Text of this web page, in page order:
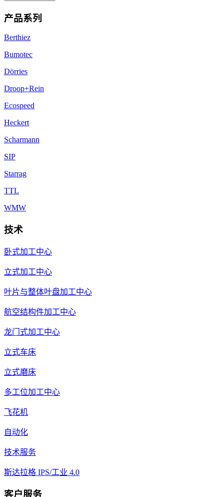
产品系列
Berthiez
Bumotec
Dörries
Droop+Rein
Ecospeed
Heckert
Scharmann
SIP
Starrag
TTL
WMW
技术
卧式加工中心
立式加工中心
叶片与整体叶盘加工中心
航空结构件加工中心
龙门式加工中心
立式车床
立式磨床
多工位加工中心
飞花机
自动化
技术服务
斯达拉格 IPS/工业 4.0
客户服务